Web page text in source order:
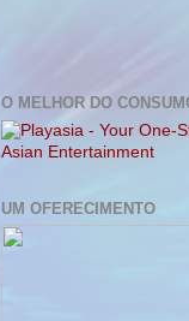
O MELHOR DO
UM OFERECIMENTO